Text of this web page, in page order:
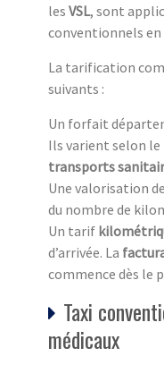
les VSL, sont
conventionnels en
La tarification
suivants :
Un forfait
Ils varient selon le
transports
Une valorisation de
du nombre de
Un tarif
d’arrivée. La
commence dès le
Taxi
médicaux